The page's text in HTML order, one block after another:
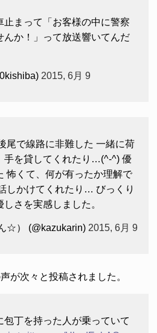
止まって「お客様の中に警察
んか！」って放送響いてんだ
2015, 6月 9
尾で線路に非難した 一緒に荷
手を貸してくれたり…(^-^) 優
怖くて、何が有ったか理解で
しかけてくれたり… びっくり
さを実感しました。
☆） (@kazukarin) 2015, 6月 9
が次々と投稿されました。
丁を持った人が乗っていて